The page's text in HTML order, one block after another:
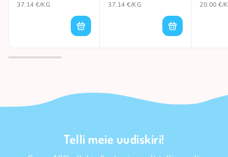
37.14 €/KG 37.14 €/KG 20.00 €/
Telli meie uudiskiri!